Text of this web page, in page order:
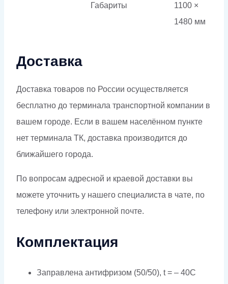
Габариты
1100 ×
1480 мм
Доставка
Доставка товаров по России осуществляется
бесплатно до терминала транспортной компании в
вашем городе. Если в вашем населённом пункте
нет терминала ТК, доставка производится до
ближайшего города.
По вопросам адресной и краевой доставки вы
можете уточнить у нашего специалиста в чате, по
телефону или электронной почте.
Комплектация
Заправлена антифризом (50/50), t = – 40C